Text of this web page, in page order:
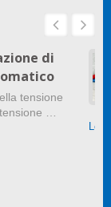
di
tensione
…